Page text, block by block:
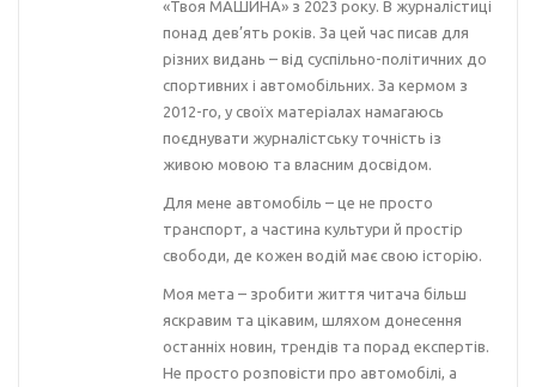
«Твоя МАШИНА» з 2023 року. В журналістиці
понад дев’ять років. За цей час писав для
різних видань – від суспільно-політичних до
спортивних і автомобільних. За кермом з
2012-го, у своїх матеріалах намагаюсь
поєднувати журналістську точність із
живою мовою та власним досвідом.
Для мене автомобіль – це не просто
транспорт, а частина культури й простір
свободи, де кожен водій має свою історію.
Моя мета – зробити життя читача більш
яскравим та цікавим, шляхом донесення
останніх новин, трендів та порад експертів.
Не просто розповісти про автомобілі, а